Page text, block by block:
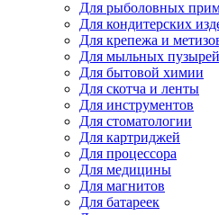
Для рыболовных
Для кондитерских
Для крепежа и
Для мыльных пузырей
Для бытовой химии
Для скотча и ленты
Для инструментов
Для стоматологии
Для картриджей
Для процессора
Для медицины
Для магнитов
Для батареек